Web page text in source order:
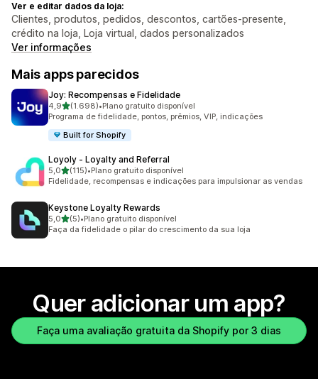
Ver e editar dados da loja:
Clientes, produtos, pedidos, descontos, cartões-presente,
crédito na loja, Loja virtual, dados personalizados
Ver informações
Mais apps parecidos
Joy: Recompensas e Fidelidade
4,9de 5 estrelas
(1.698)
1698 avaliações ao todo
•Plano gratuito disponível
Programa de fidelidade, pontos, prêmios, VIP, indicações
Built for Shopify
Loyoly ‑ Loyalty and Referral
5,0de 5 estrelas
(115)
115 avaliações ao todo
•Plano gratuito disponível
Fidelidade, recompensas e indicações para impulsionar as vendas
Keystone Loyalty Rewards
5,0de 5 estrelas
(5)
5 avaliações ao todo
•Plano gratuito disponível
Faça da fidelidade o pilar do crescimento da sua loja
Quer adicionar um app?
Faça uma avaliação gratuita da Shopify por 3 dias